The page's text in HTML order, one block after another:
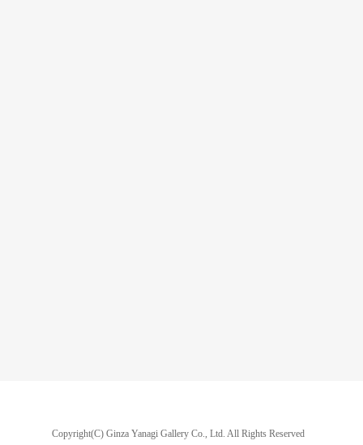
Copyright(C) Ginza Yanagi Gallery Co., Ltd. All Rights Reserved